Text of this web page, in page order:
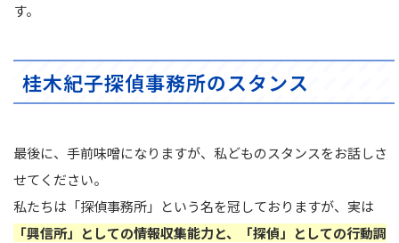
す。
桂木紀子探偵事務所のスタンス
最後に、手前味噌になりますが、私どものスタンスをお話しさ
せてください。
私たちは「探偵事務所」という名を冠しておりますが、実は
「興信所」としての情報収集能力と、「探偵」としての行動調